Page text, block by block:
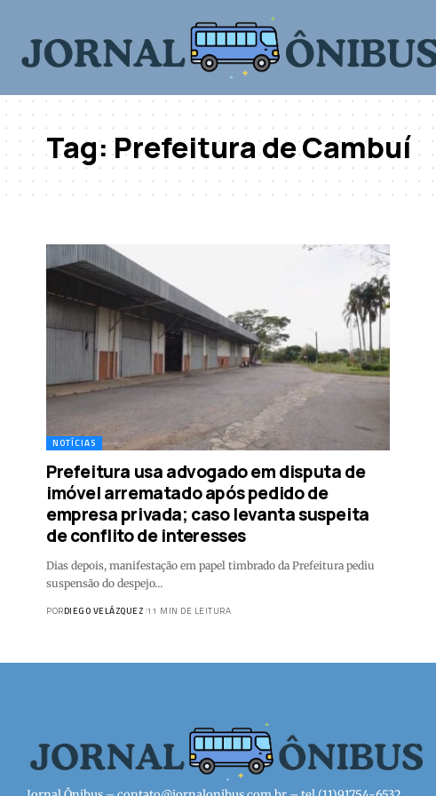
Tag:Prefeitura de Cambuí
NOTÍCIAS
Prefeitura usa advogado em disputa de
imóvel arrematado após pedido de
empresa privada; caso levanta suspeita
de conflito de interesses
Dias depois, manifestação em papel timbrado da Prefeitura pediu
suspensão do despejo…
PORDIEGO VELÁZQUEZ 11 MIN DE LEITURA